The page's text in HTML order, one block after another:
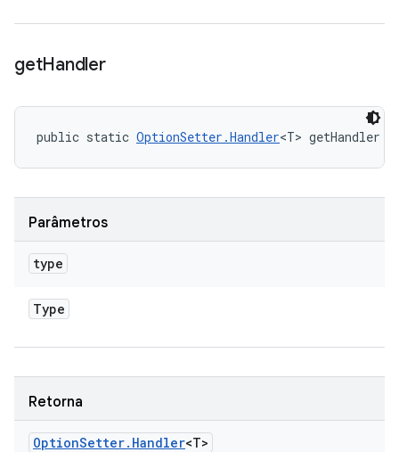
getHandler
public static OptionSetter.Handler<T> getHandler
Parâmetros
type
Type
Retorna
OptionSetter. Handler<T>